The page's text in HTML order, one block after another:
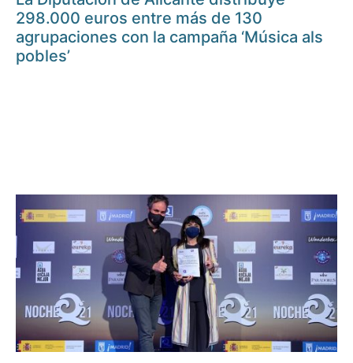
298.000 euros entre más de 130
agrupaciones con la campaña ‘Música als
pobles’